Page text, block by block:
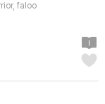
faloo